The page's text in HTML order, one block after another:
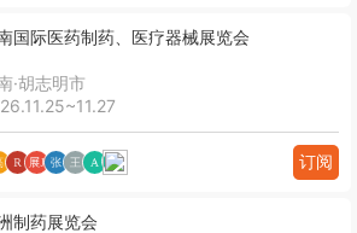
国际医药制药、医疗器械展览会
·胡志明市
订阅
制药展览会